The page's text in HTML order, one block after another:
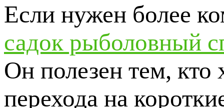
Если нужен более
садок рыболовный
Он полезен тем, кто
перехода на